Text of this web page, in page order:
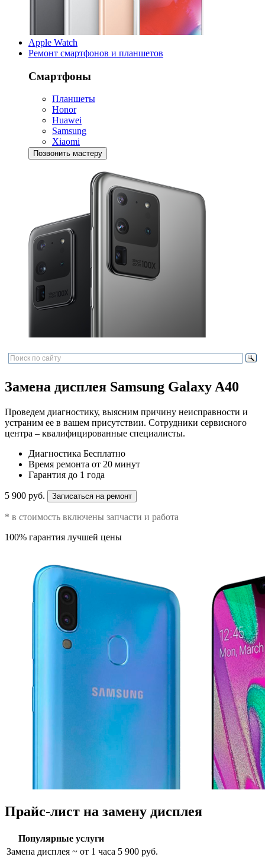
Apple Watch
Ремонт смартфонов и планшетов
Смартфоны
Планшеты
Honor
Huawei
Samsung
Xiaomi
Позвонить мастеру
Замена дисплея Samsung Galaxy A40
Проведем диагностику, выясним причину неисправности и
устраним ее в вашем присутствии. Сотрудники сервисного
центра – квалифицированные специалисты.
Диагностика Бесплатно
Время ремонта от 20 минут
Гарантия до 1 года
5 900 руб. Записаться на ремонт
* в стоимость включены запчасти и работа
100% гарантия лучшей цены
Прайс-лист на замену дисплея
Популярные услуги
Замена дисплея ~ от 1 часа 5 900 руб.